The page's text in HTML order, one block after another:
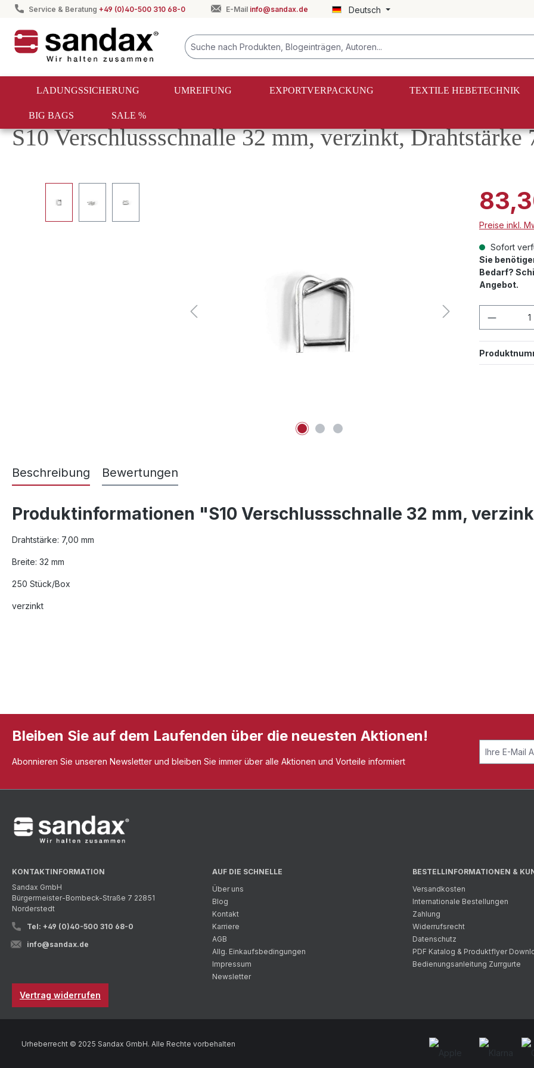
Zur Hauptnavigation springen
Service & Beratung +49 (0)40-500 310 68-0 E-Mail info@sandax.de Deutsch
LADUNGSSICHERUNG UMREIFUNG EXPORTVERPACKUNG TEXTILE HEBETECHNIK
BIG BAGS SALE %
Umreifung Textile Umreifung
S10 Verschlussschnalle 32 mm, verzinkt, Drahtstärke
Preise inkl.
Sofort
Sie
Bedarf?
Angebot.
Beschreibung Bewertungen
Produktinformationen "S10 Verschlussschnalle 32 mm,
Drahtstärke: 7,00 mm
Breite: 32 mm
250 Stück/Box
verzinkt
Bleiben Sie auf dem Laufenden über die neuesten Aktionen!
Abonnieren Sie unseren Newsletter und bleiben Sie immer über alle Aktionen und Vorteile informiert
KONTAKTINFORMATION
Sandax GmbH
Bürgermeister-Bombeck-Straße 7 22851
Norderstedt
Tel: +49 (0)40-500 310 68-0
info@sandax.de
Vertrag widerrufen
AUF DIE SCHNELLE
Über uns
Blog
Kontakt
Karriere
AGB
Allg. Einkaufsbedingungen
Impressum
Newsletter
BESTELLINFORMATIONEN &
Versandkosten
Internationale Bestellungen
Zahlung
Widerrufsrecht
Datenschutz
PDF Katalog & Produktflyer
Bedienungsanleitung Zurrgurte
Urheberrecht © 2025 Sandax GmbH. Alle Rechte vorbehalten